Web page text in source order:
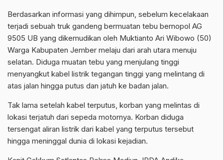
Berdasarkan informasi yang dihimpun, sebelum kecelakaan
terjadi sebuah truk gandeng bermuatan tebu bernopol AG
9505 UB yang dikemudikan oleh Muktianto Ari Wibowo (50)
Warga Kabupaten Jember melaju dari arah utara menuju
selatan. Diduga muatan tebu yang menjulang tinggi
menyangkut kabel listrik tegangan tinggi yang melintang di
atas jalan hingga putus dan jatuh ke badan jalan.
Tak lama setelah kabel terputus, korban yang melintas di
lokasi terjatuh dari sepeda motornya. Korban diduga
tersengat aliran listrik dari kabel yang terputus tersebut
hingga meninggal dunia di lokasi kejadian.